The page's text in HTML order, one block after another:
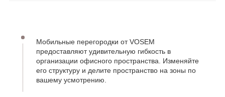
Мобильные перегородки от VOSEM
предоставляют удивительную гибкость в
организации офисного пространства. Изменяйте
его структуру и делите пространство на зоны по
вашему усмотрению.